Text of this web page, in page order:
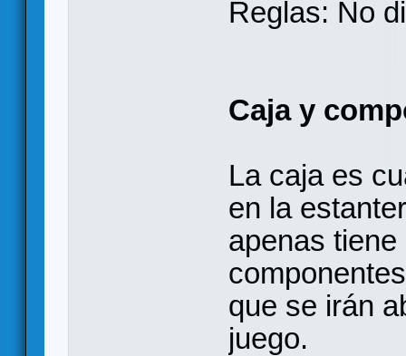
Reglas: No
Caja y
La caja es
en la
apenas
que se irán
juego.